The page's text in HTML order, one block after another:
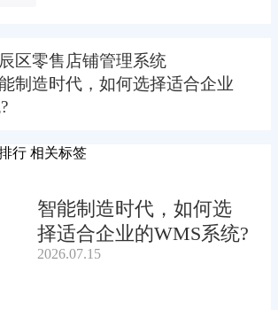
区零售店铺管理系统
制造时代，如何选择适合企业
行 相关标签
智能制造时代，如何选
择适合企业的WMS系统?
2026.07.15